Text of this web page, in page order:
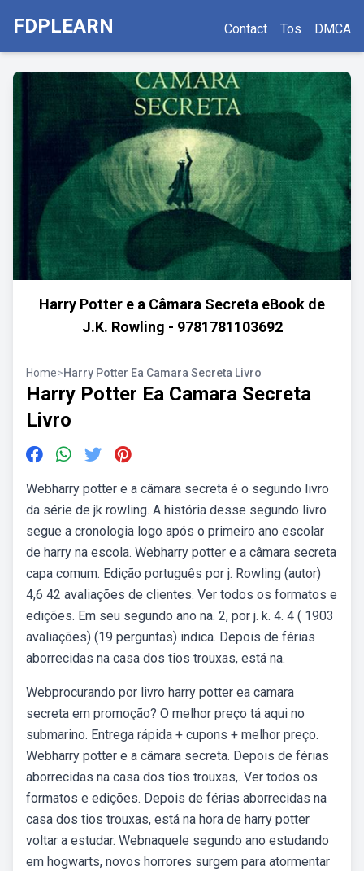
FDPLEARN Contact Tos DMCA
Harry Potter e a Câmara Secreta eBook de
J.K. Rowling - 9781781103692
Home>Harry Potter Ea Camara Secreta Livro
Harry Potter Ea Camara Secreta
Livro
Webharry potter e a câmara secreta é o segundo livro
da série de jk rowling. A história desse segundo livro
segue a cronologia logo após o primeiro ano escolar
de harry na escola. Webharry potter e a câmara secreta
capa comum. Edição português por j. Rowling (autor)
4,6 42 avaliações de clientes. Ver todos os formatos e
edições. Em seu segundo ano na. 2, por j. k. 4. 4 ( 1903
avaliações) (19 perguntas) indica. Depois de férias
aborrecidas na casa dos tios trouxas, está na.
Webprocurando por livro harry potter ea camara
secreta em promoção? O melhor preço tá aqui no
submarino. Entrega rápida + cupons + melhor preço.
Webharry potter e a câmara secreta. Depois de férias
aborrecidas na casa dos tios trouxas,. Ver todos os
formatos e edições. Depois de férias aborrecidas na
casa dos tios trouxas, está na hora de harry potter
voltar a estudar. Webnaquele segundo ano estudando
em hogwarts, novos horrores surgem para atormentar